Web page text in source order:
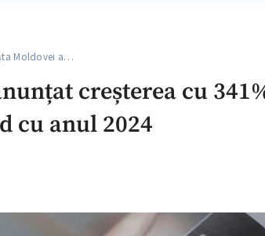
Moldovei a…
creșterea cu
cu anul 2024